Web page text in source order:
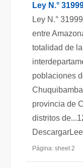
Ley N.°
Ley N.°
entre
totalidad de
poblaciones
provincia de
distritos
Página: sheet 2